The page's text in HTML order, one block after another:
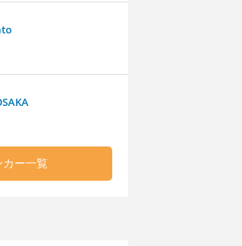
カー一覧